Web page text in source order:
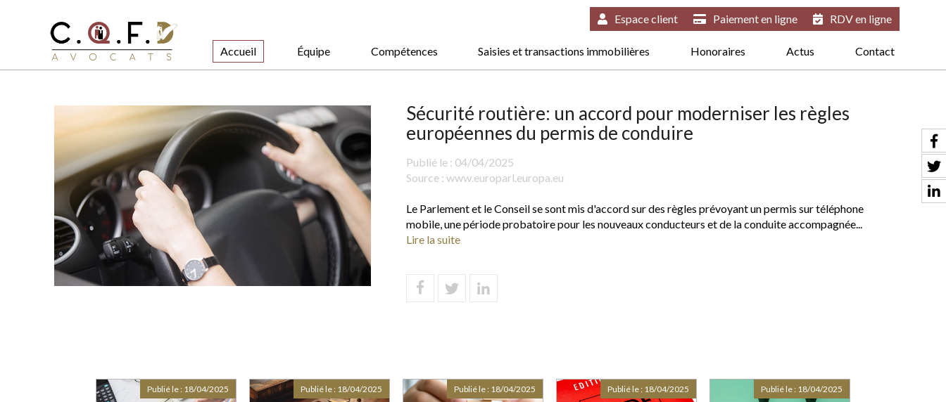
Accueil Équipe Compétences Saisies et transactions immobilières Honoraires Actus Contact
Espace client Paiement en ligne RDV en ligne
Sécurité routière: un accord pour moderniser les règles
européennes du permis de conduire
Publié le : 04/04/2025
Source : www.europarl.europa.eu
Le Parlement et le Conseil se sont mis d'accord sur des règles prévoyant un permis sur téléphone
mobile, une période probatoire pour les nouveaux conducteurs et de la conduite accompagnée...
Lire la suite
Publié le : 18/04/2025 Publié le : 18/04/2025 Publié le : 18/04/2025 Publié le : 18/04/2025 Publié le : 18/04/2025